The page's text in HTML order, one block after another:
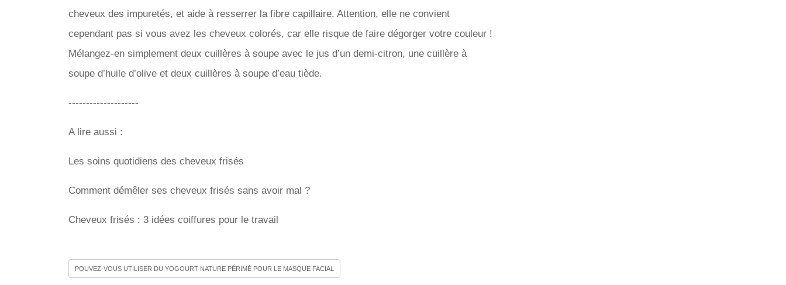
cheveux des impuretés, et aide à resserrer la fibre capillaire. Attention, elle ne convient
cependant pas si vous avez les cheveux colorés, car elle risque de faire dégorger votre couleur !
Mélangez-en simplement deux cuillères à soupe avec le jus d’un demi-citron, une cuillère à
soupe d’huile d’olive et deux cuillères à soupe d’eau tiède.
--------------------
A lire aussi :
Les soins quotidiens des cheveux frisés
Comment démêler ses cheveux frisés sans avoir mal ?
Cheveux frisés : 3 idées coiffures pour le travail
POUVEZ-VOUS UTILISER DU YOGOURT NATURE PÉRIMÉ POUR LE MASQUE FACIAL